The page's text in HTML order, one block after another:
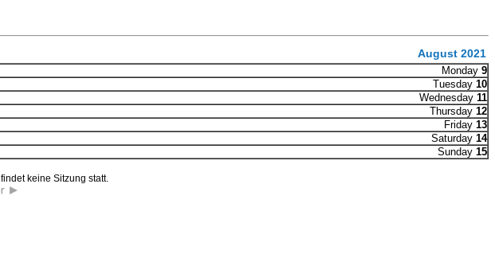
August 2021
Monday 9
Tuesday 10
Wednesday 11
Thursday 12
Friday 13
Saturday 14
Sunday 15
keine Sitzung statt.